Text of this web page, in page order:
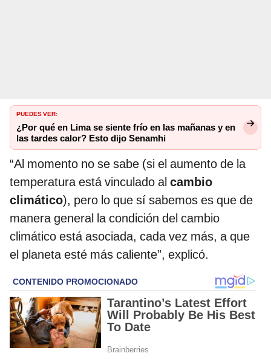
PUEDES VER:
¿Por qué en Lima se siente frío en las mañanas y en
las tardes calor? Esto dijo Senamhi
“Al momento no se sabe (si el aumento de la
temperatura está vinculado al cambio
climático), pero lo que sí sabemos es que de
manera general la condición del cambio
climático está asociada, cada vez más, a que
el planeta esté más caliente”, explicó.